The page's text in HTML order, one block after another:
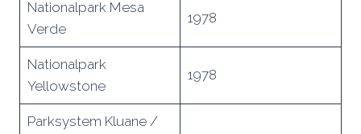
Nationalpark Mesa
Verde
1978
Nationalpark
Yellowstone
1978
Parksystem Kluane /